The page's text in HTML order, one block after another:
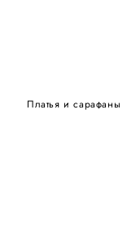
Платья и сарафаны